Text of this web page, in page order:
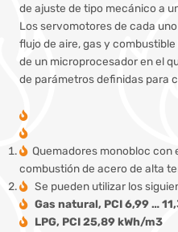
de ajuste de tipo mecánico a
Los servomotores de cada
flujo de aire, gas y
de un microprocesador en el
de parámetros definidas para
Quemadores monobloc con
combustión de acero de alta
Se pueden utilizar los
Gas natural, PCI 6,99 …
LPG, PCI 25,89 kWh/m3